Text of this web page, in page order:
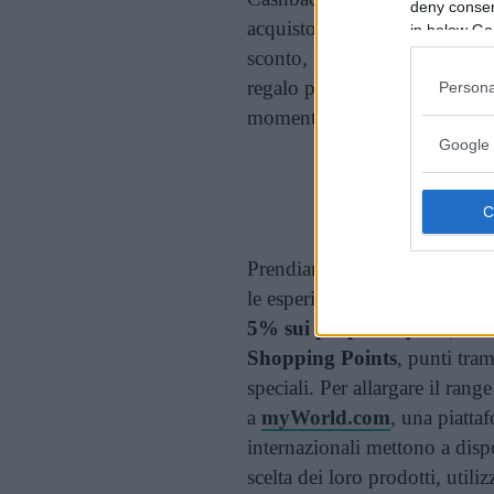
deny
in below
Google
acquisto un rimborso in
sconto, ma
regalo perfetto ha
momento.
Prendiamo l’esempio di
le esperienze (viaggi, cene,
5% sui propri acquisti
Shopping Points, punti
speciali. Per allargare il
a myWorld.com, una
internazionali mettono a
scelta dei loro prodotti,